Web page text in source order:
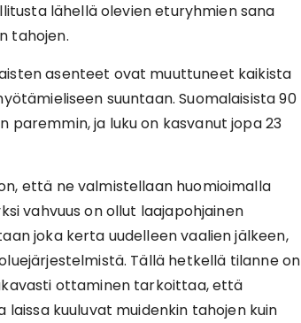
lähellä olevien eturyhmien sana
tahojen.
asenteet ovat muuttuneet kaikista
suuntaan. Suomalaisista 90
ja luku on kasvanut jopa 23
että ne valmistellaan huomioimalla
vahvuus on ollut laajapohjainen
joka kerta uudelleen vaalien jälkeen,
Tällä hetkellä tilanne on
ottaminen tarkoittaa, että
kuuluvat muidenkin tahojen kuin